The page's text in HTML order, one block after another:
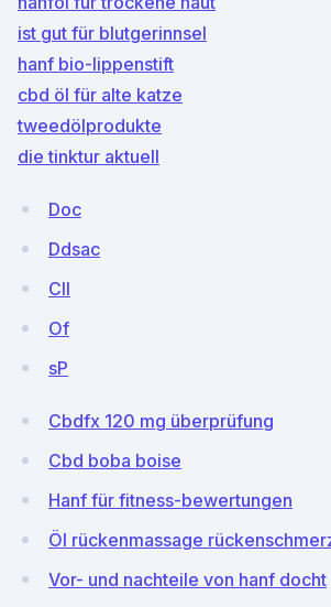
ist gut für blutgerinnsel
hanf bio-lippenstift
cbd öl für alte katze
tweedölprodukte
die tinktur aktuell
Doc
Ddsac
CIl
Of
sP
Cbdfx 120 mg überprüfung
Cbd boba boise
Hanf für fitness-bewertungen
Öl rückenmassage
Vor- und nachteile von hanf docht